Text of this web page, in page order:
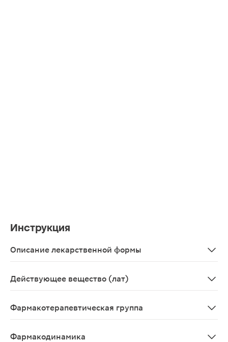
Инструкция
Описание лекарственной формы
Действующее вещество (лат)
Фармакотерапевтическая группа
Фармакодинамика